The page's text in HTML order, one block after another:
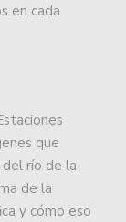
en cada
que
río de la
de la
y cómo eso